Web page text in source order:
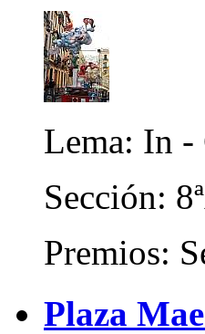
Lema: In -
Sección:
Premios:
Plaza